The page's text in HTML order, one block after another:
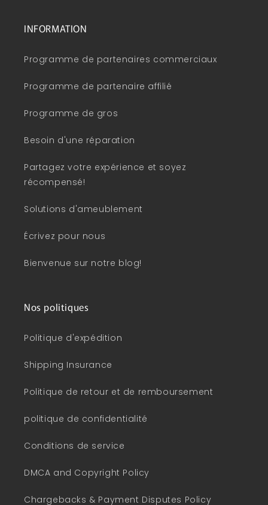
INFORMATION
Programme de partenaires commerciaux
Programme de partenaire affilié
Programme de gros
Besoin d'une réparation
Partagez votre expérience et soyez
récompensé!
Solutions d'ameublement
Écrivez pour nous
Bienvenue sur notre blog!
Nos politiques
Politique d'expédition
Shipping Insurance
Politique de retour et de remboursement
politique de confidentialité
Conditions de service
DMCA and Copyright Policy
Chargebacks & Payment Disputes Policy